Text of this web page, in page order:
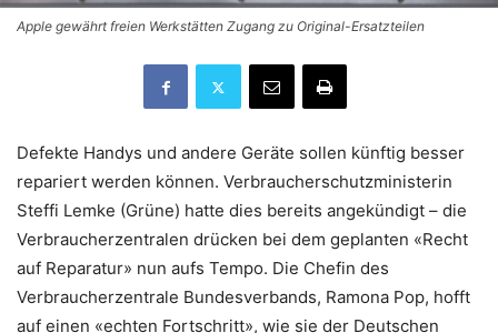
Apple gewährt freien Werkstätten Zugang zu Original-Ersatzteilen
Defekte Handys und andere Geräte sollen künftig besser
repariert werden können. Verbraucherschutzministerin
Steffi Lemke (Grüne) hatte dies bereits angekündigt – die
Verbraucherzentralen drücken bei dem geplanten «Recht
auf Reparatur» nun aufs Tempo. Die Chefin des
Verbraucherzentrale Bundesverbands, Ramona Pop, hofft
auf einen «echten Fortschritt», wie sie der Deutschen